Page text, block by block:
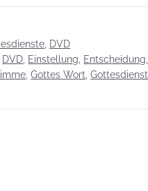
DVD
DVD Einstellung Entscheidung
,Gottes Wort ,Gottesdienst